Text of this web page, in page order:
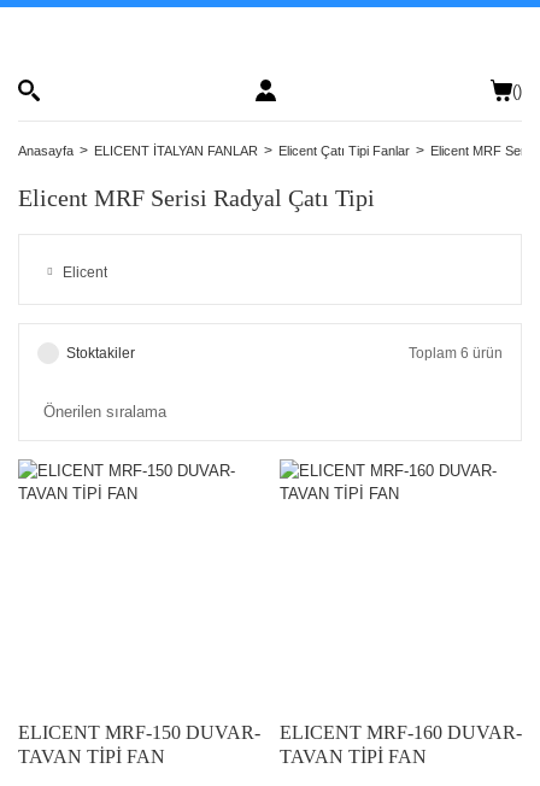
()
Anasayfa ELICENT İTALYAN FANLAR Elicent Çatı Tipi Fanlar Elicent MRF
Elicent MRF Serisi Radyal Çatı Tipi
Elicent
Stoktakiler Toplam 6 ürün
ELICENT MRF-150 DUVAR-
TAVAN TİPİ FAN
ELICENT MRF-160 DUVAR-
TAVAN TİPİ FAN